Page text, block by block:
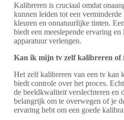
Kalibreren is cruciaal omdat
kunnen leiden tot een
kleuren en onnatuurlijke tinten.
biedt een meeslepende ervaring
apparatuur verlengen.
Kan ik mijn tv zelf kalibreren of
Het zelf kalibreren van een tv kan
biedt controle over het proces.
de beeldkwaliteit verslechteren en
belangrijk om te overwegen of je
ervaring hebt om een goede